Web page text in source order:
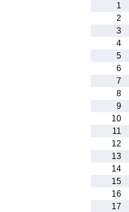
1
2
3
4
5
6
7
8
9
10
11
12
13
14
15
16
17